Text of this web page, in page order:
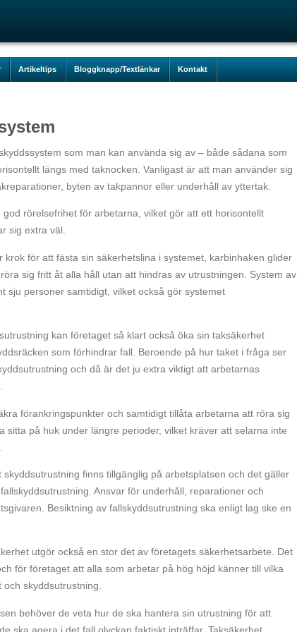
Artikeltips Bloggknapp/Textlänkar Kontakt
som man kan använda sig av – både sådana som
längs med taknocken. Vanligast är att man använder sig
byten av takpannor eller underhåll av yttertak.
rörelsefrihet för arbetarna, vilket gör att ett horisontellt
sig extra väl.
för att fästa sin säkerhetslina i systemet, karbinhaken glider
sig fritt åt alla håll utan att hindras av utrustningen. System av
sju personer samtidigt, vilket också gör systemet
kan företaget så klart också öka sin taksäkerhet
som förhindrar fall. Beroende på hur taket i fråga ser
och då är det ju extra viktigt att arbetarnas
förankringspunkter och samtidigt tillåta arbetarna att röra sig
sitta på huk under längre perioder, vilket kräver att selarna inte
finns tillgänglig på arbetsplatsen och det gäller
Ansvar för underhåll, reparationer och
Besiktning av fallskyddsutrustning ska enligt lag ske en
utgör också en stor det av företagets säkerhetsarbete. Det
för företaget att alla som arbetar på hög höjd känner till vilka
skyddsutrustning.
behöver de veta hur de ska hantera sin utrustning för att
ska agera i det fall olyckan faktiskt inträffar. Taksäkerhet